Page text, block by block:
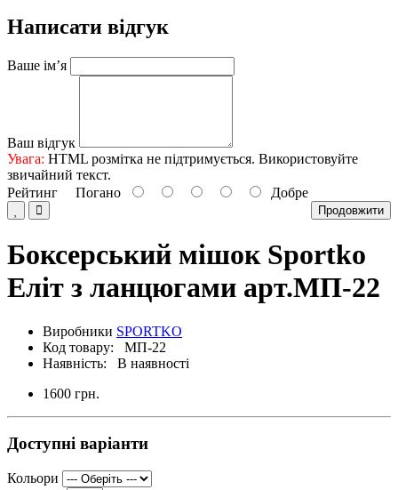
Написати відгук
Ваше ім’я
Ваш відгук
Увага: HTML розмітка не підтримується. Використовуйте
звичайний текст.
Рейтинг Погано Добре
Продовжити
Боксерський мішок Sportko
Еліт з ланцюгами арт.МП-22
Виробники SPORTKO
Код товару: МП-22
Наявність: В наявності
1600 грн.
Доступні варіанти
Кольори